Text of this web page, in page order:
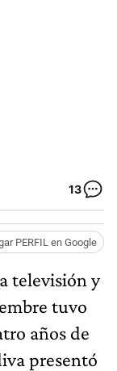
13
PERFIL en Google
televisión y
tuvo
años de
presentó